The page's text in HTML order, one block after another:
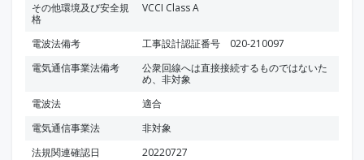
その他環境及び安全規
格
VCCI Class A
電波法備考
工事設計認証番号 020-210097
電気通信事業法備考
公衆回線へは直接接続するものではないた
め、非対象
電波法
適合
電気通信事業法
非対象
法規関連確認日
20220727